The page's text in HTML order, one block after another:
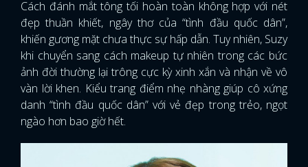
Cách đánh mắt tông tối hoàn toàn không hợp với nét
đẹp thuần khiết, ngây thơ của “tình đầu quốc dân”,
khiến gương mặt chưa thực sự hấp dẫn. Tuy nhiên, Suzy
khi chuyển sang cách makeup tự nhiên trong các bức
ảnh đời thường lại trông cực kỳ xinh xắn và nhận về vô
vàn lời khen. Kiểu trang điểm nhẹ nhàng giúp cô xứng
danh “tình đầu quốc dân” với vẻ đẹp trong trẻo, ngọt
ngào hơn bao giờ hết.